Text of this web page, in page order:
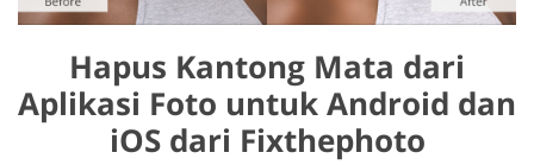
Hapus Kantong Mata dari
Aplikasi Foto untuk Android dan
iOS dari Fixthephoto